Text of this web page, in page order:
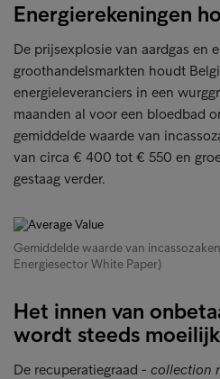
Energierekeningen
De prijsexplosie van aardgas en
groothandelsmarkten houdt
energieleveranciers in een
maanden al voor een bloedbad
gemiddelde waarde van
van circa € 400 tot € 550 en
gestaag verder.
Gemiddelde waarde van
Energiesector White Paper)
Het innen van
wordt steeds
De recuperatiegraad - collection